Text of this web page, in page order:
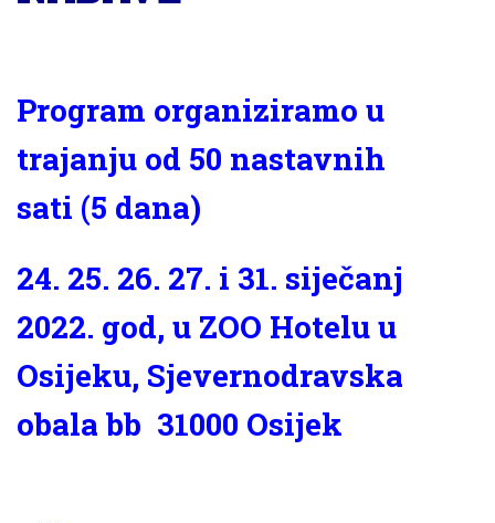
Program organiziramo u
trajanju od 50 nastavnih
sati (5 dana)
24. 25. 26. 27. i 31. siječanj
2022. god, u ZOO Hotelu u
Osijeku, Sjevernodravska
obala bb 31000 Osijek